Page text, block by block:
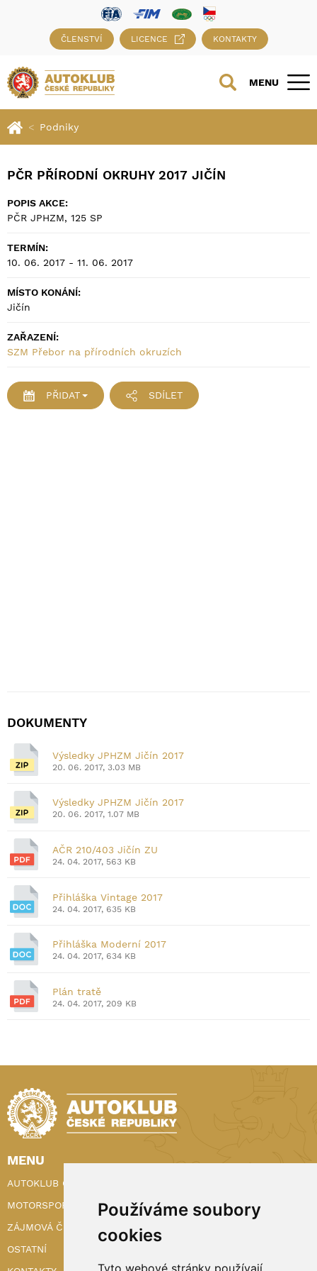
Používáme soubory
cookies
Tyto webové stránky používají
ČLENSTVÍ LICENCE KONTAKTY
MENU
Podniky
PČR PŘÍRODNÍ OKRUHY 2017 JIČÍN
POPIS AKCE:
PČR JPHZM, 125 SP
TERMÍN:
10. 06. 2017 - 11. 06. 2017
MÍSTO KONÁNÍ:
Jičín
ZAŘAZENÍ:
SZM Přebor na přírodních okruzích
PŘIDAT SDÍLET
DOKUMENTY
Výsledky JPHZM Jičín 2017
20. 06. 2017, 3.03 MB
Výsledky JPHZM Jičín 2017
20. 06. 2017, 1.07 MB
AČR 210/403 Jičín ZU
24. 04. 2017, 563 KB
Přihláška Vintage 2017
24. 04. 2017, 635 KB
Přihláška Moderní 2017
24. 04. 2017, 634 KB
Plán tratě
24. 04. 2017, 209 KB
MENU
AUTOKLUB ČR
MOTORSPORT
ZÁJMOVÁ ČINNOST
OSTATNÍ